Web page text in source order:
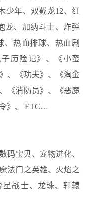
少年、双截龙12、红
龙、加纳斗士、炸弹
、热血排球、热血剧
历险记》、《小蜜
、《功夫》、《淘金
《消防员》、《恶魔
》、 ETC…
码宝贝、宠物进化、
法门之英雄、火焰之
星战士、龙珠、轩辕